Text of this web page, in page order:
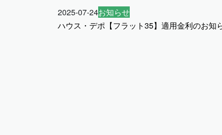
2025-07-24お知らせ
ハウス・デポ【フラット35】適用金利のお知